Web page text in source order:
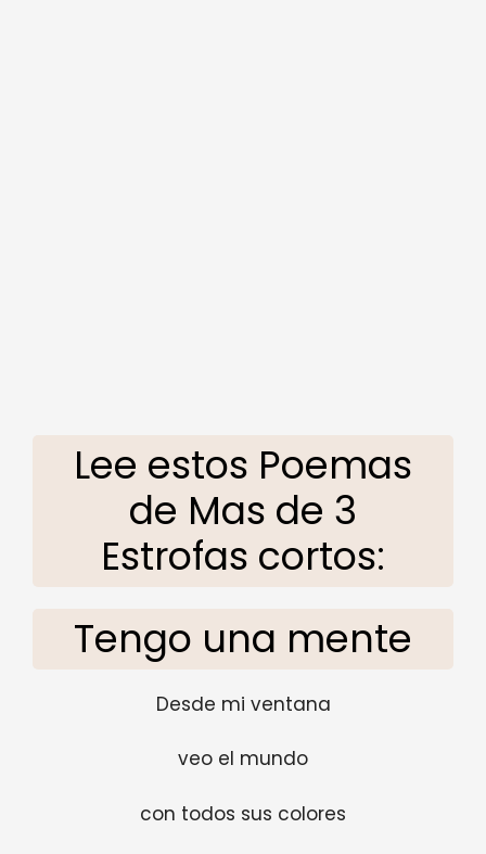
Lee estos Poemas
de Mas de 3
Estrofas cortos:
Tengo una mente
Desde mi ventana
veo el mundo
con todos sus colores